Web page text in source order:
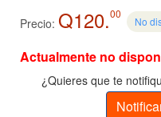
Precio: Q120.00
No
Actualmente no
¿Quieres que te